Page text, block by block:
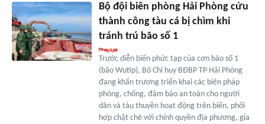
Bộ đội biên phòng Hải Phòng cứu
thành công tàu cá bị chìm khi
tránh trú bão số 1
Trước diễn biến phức tạp của cơn bão số 1
(bão Wutip), Bộ Chỉ huy BĐBP TP Hải Phòng
đang khẩn trương triển khai các biện pháp
phòng, chống, đảm bảo an toàn cho người
dân và tàu thuyền hoạt động trên biển, phối
hợp chặt chẽ với chính quyền địa phương, gia